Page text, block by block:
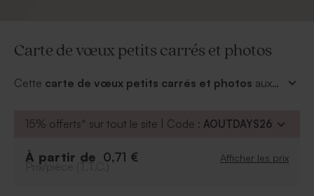
Carte de vœux petits carrés et photos
Cette carte de vœux petits carrés et photos aux
Choisissez des photos joyeuses et confectionnez un
15% offerts* sur tout le site | Code : AOUTDAYS26
À partir de 0,71 € Afficher les prix
Prix/pièce (T.T.C.)